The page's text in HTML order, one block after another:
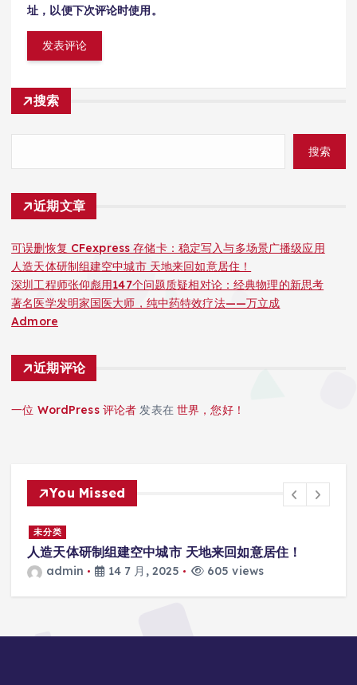
址，以便下次评论时使用。
搜索
搜索
近期文章
可误删恢复 CFexpress 存储卡：稳定写入与多场景广播级应用
人造天体研制组建空中城市 天地来回如意居住！
深圳工程师张仰彪用147个问题质疑相对论：经典物理的新思考
著名医学发明家国医大师，纯中药特效疗法——万立成
Admore
近期评论
一位 WordPress 评论者 发表在世界，您好！
You Missed
未分类
人造天体研制组建空中城市 天地来回如意居住！
admin 14 7 月, 2025 605 views